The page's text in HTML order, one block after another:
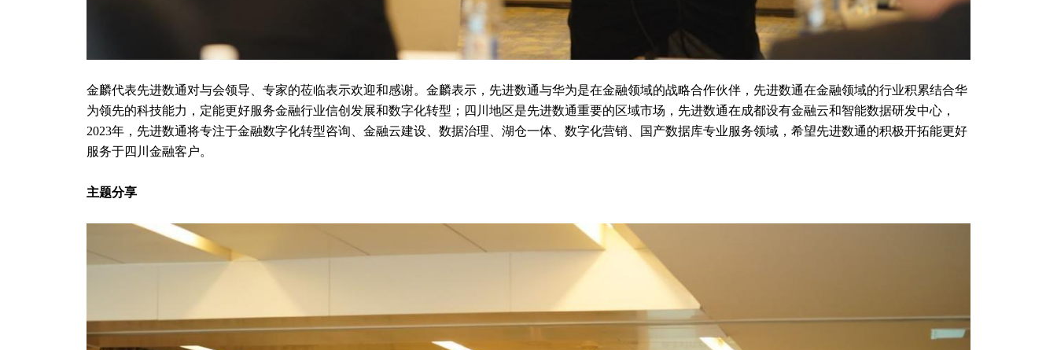
金麟代表先进数通对与会领导、专家的莅临表示欢迎和感谢。金麟表示，先进数通与华为是在金融领域的战略合作伙伴，先进数通在金融领域的行业积累结合华
为领先的科技能力，定能更好服务金融行业信创发展和数字化转型；四川地区是先进数通重要的区域市场，先进数通在成都设有金融云和智能数据研发中心，
2023年，先进数通将专注于金融数字化转型咨询、金融云建设、数据治理、湖仓一体、数字化营销、国产数据库专业服务领域，希望先进数通的积极开拓能更好
服务于四川金融客户。
主题分享